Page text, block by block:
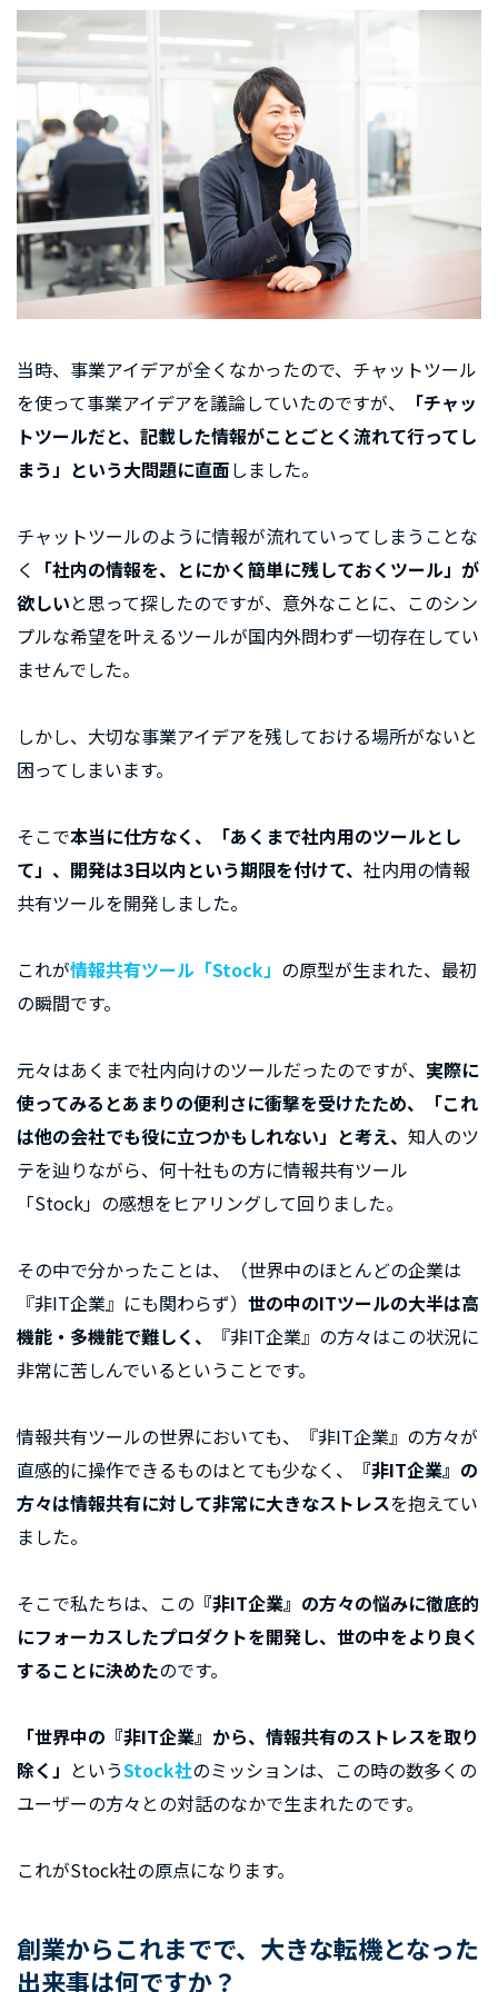
当時、事業アイデアが全くなかったので、チャットツール
を使って事業アイデアを議論していたのですが、
「チャッ
トツールだと、記載した情報がことごとく流れて行ってし
まう」という大問題に直面しました。
チャットツールのように情報が流れていってしまうことな
く 「社内の情報を、とにかく簡単に残しておくツール」が
欲しいと思って探したのですが、意外なことに、このシン
プルな希望を叶えるツールが国内外問わず一切存在してい
ませんでした。
しかし、大切な事業アイデアを残しておける場所がないと
困ってしまいます。
そこで本当に仕方なく、「あくまで社内用のツールとし
て」、開発は3日以内という期限を付けて、 社内用の情報
共有ツールを開発しました。
これが情報共有ツール「Stock」 の原型が生まれた、最初
の瞬間です。
元々はあくまで社内向けのツールだったのですが、 実際に
使ってみるとあまりの便利さに衝撃を受けたため、「これ
は他の会社でも役に立つかもしれない」と考え、 知人のツ
テを辿りながら、何十社もの方に情報共有ツール
「Stock」の感想をヒアリングして回りました。
その中で分かったことは、（世界中のほとんどの企業は
『非IT企業』にも関わらず） 世の中のITツールの大半は高
機能・多機能で難しく、
『非IT企業』の方々はこの状況に
非常に苦しんでいるということです。
情報共有ツールの世界においても、『非IT企業』の方々が
直感的に操作できるものはとても少なく、
『非IT企業』の
方々は情報共有に対して非常に大きなストレスを抱えてい
ました。
そこで私たちは、この 『非IT企業』の方々の悩みに徹底的
にフォーカスしたプロダクトを開発し、世の中をより良く
することに決めたのです。
「世界中の『非IT企業』から、情報共有のストレスを取り
除く」 というStock社のミッションは、この時の数多くの
ユーザーの方々との対話のなかで生まれたのです。
これがStock社の原点になります。
創業からこれまでで、大きな転機となった
出来事は何ですか？